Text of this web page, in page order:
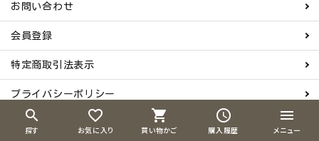
search
探す
favorite_border
お気に入り
shopping_cart
買い物かご
schedule
購入履歴
menu
メニュー
お問い合わせ
会員登録
特定商取引法表示
プライバシーポリシー
© 2024 株式会社G-Place. All rights Reserved.